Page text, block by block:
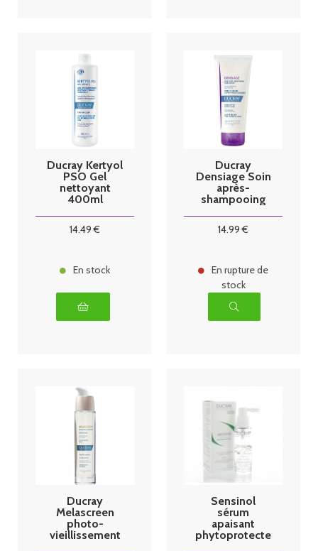
Ducray Kertyol
PSO Gel
nettoyant
400ml
14.49 €
En stock
Ducray
Densiage Soin
après-
shampooing
14.99 €
En rupture de
stock
Ducray
Melascreen
photo-
vieillissement
Sensinol
sérum
apaisant
phytoprotecte